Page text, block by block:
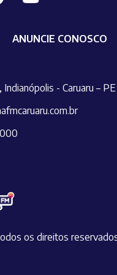
ANUNCIE CONOSCO
- Caruaru – PE
os direitos